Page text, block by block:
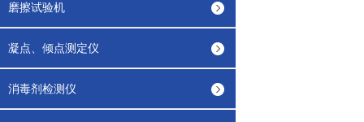
磨擦试验机
凝点、倾点测定仪
消毒剂检测仪